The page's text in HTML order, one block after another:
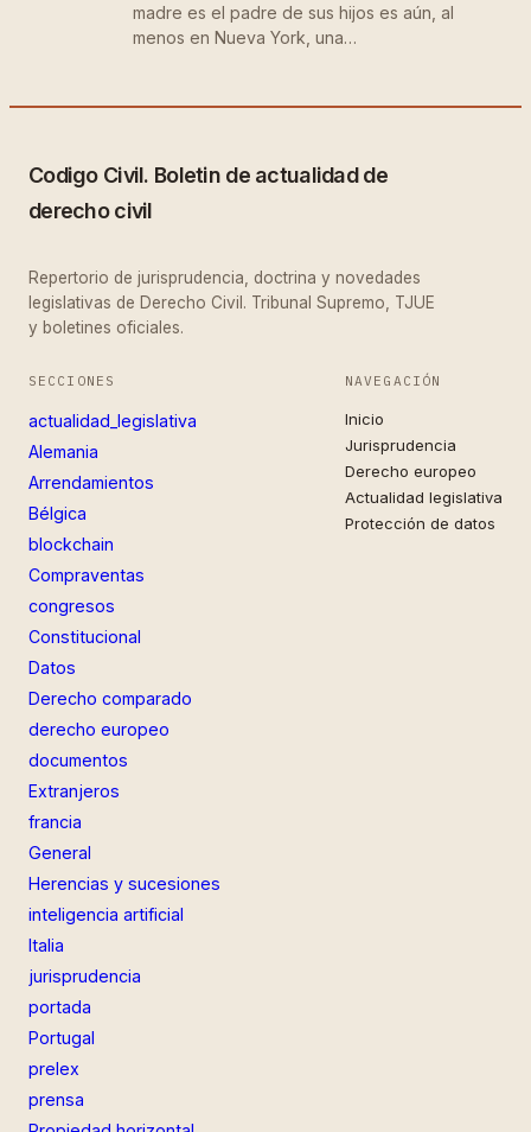
madre es el padre de sus hijos es aún, al
menos en Nueva York, una…
Codigo Civil. Boletin de actualidad de
derecho civil
Repertorio de jurisprudencia, doctrina y novedades
legislativas de Derecho Civil. Tribunal Supremo, TJUE
y boletines oficiales.
SECCIONES
actualidad_legislativa
Alemania
Arrendamientos
Bélgica
blockchain
Compraventas
congresos
Constitucional
Datos
Derecho comparado
derecho europeo
documentos
Extranjeros
francia
General
Herencias y sucesiones
inteligencia artificial
Italia
jurisprudencia
portada
Portugal
prelex
prensa
NAVEGACIÓN
Inicio
Jurisprudencia
Derecho europeo
Actualidad legislativa
Protección de datos